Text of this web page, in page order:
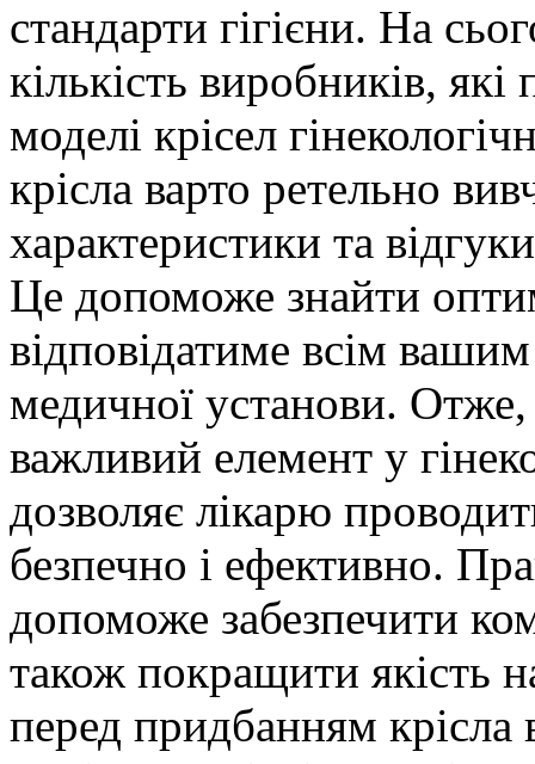
стандарти гігієни. На
кількість виробників,
моделі крісел
крісла варто ретельно
характеристики та
Це допоможе знайти
відповідатиме всім
медичної установи. Отже,
важливий елемент у
дозволяє лікарю
безпечно і ефективно.
допоможе забезпечити
також покращити якість
перед придбанням крісла